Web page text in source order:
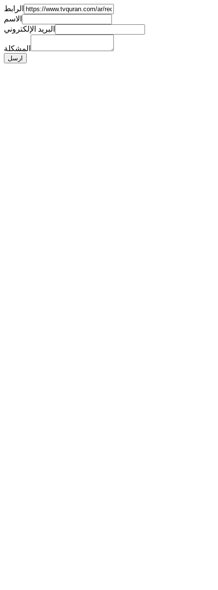
الرابط
الاسم
البريد الإلكتروني
المشكلة
ارسل